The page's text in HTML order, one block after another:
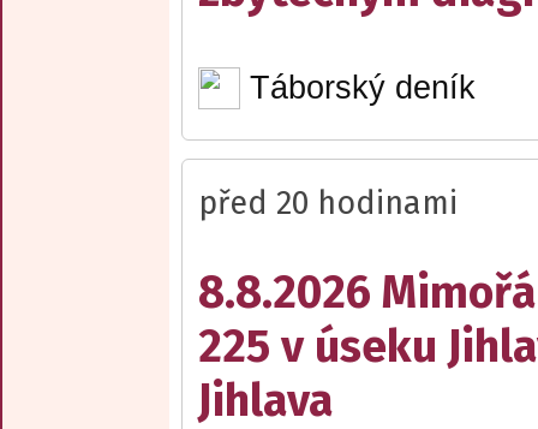
Táborský deník
před 20 hodinami
8.8.2026
225 v úseku
Jihlava